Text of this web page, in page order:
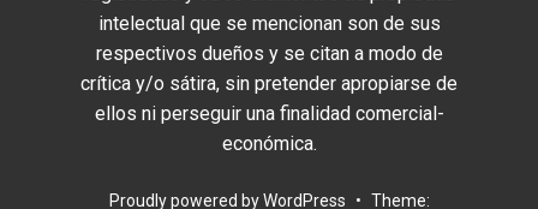
intelectual que se mencionan son de sus
respectivos dueños y se citan a modo de
crítica y/o sátira, sin pretender apropiarse de
ellos ni perseguir una finalidad comercial-
económica.
Proudly powered by WordPress • Theme: